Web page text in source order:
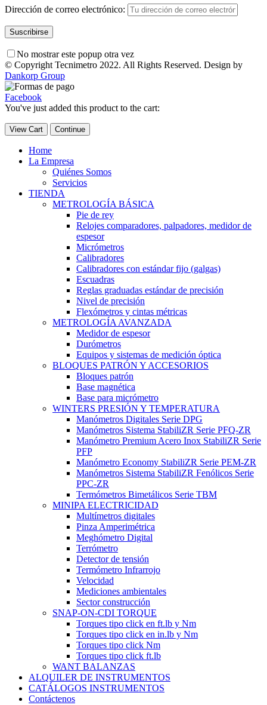
Dirección de correo electrónico:
No mostrar este popup otra vez
© Copyright Tecnimetro 2022. All Rights Reserved. Design by
Dankorp Group
Facebook
You've just added this product to the cart:
View Cart Continue
Home
La Empresa
Quiénes Somos
Servicios
TIENDA
METROLOGÍA BÁSICA
Pie de rey
Relojes comparadores, palpadores, medidor de
espesor
Micrómetros
Calibradores
Calibradores con estándar fijo (galgas)
Escuadras
Reglas graduadas estándar de precisión
Nivel de precisión
Flexómetros y cintas métricas
METROLOGÍA AVANZADA
Medidor de espesor
Durómetros
Equipos y sistemas de medición óptica
BLOQUES PATRÓN Y ACCESORIOS
Bloques patrón
Base magnética
Base para micrómetro
WINTERS PRESIÓN Y TEMPERATURA
Manómetros Digitales Serie DPG
Manómetros Sistema StabiliZR Serie PFQ-ZR
Manómetro Premium Acero Inox StabiliZR Serie
PFP
Manómetro Economy StabiliZR Serie PEM-ZR
Manómetros Sistema StabiliZR Fenólicos Serie
PPC-ZR
Termómetros Bimetálicos Serie TBM
MINIPA ELECTRICIDAD
Multímetros digitales
Pinza Amperimétrica
Meghómetro Digital
Terrómetro
Detector de tensión
Termómetro Infrarrojo
Velocidad
Mediciones ambientales
Sector construcción
SNAP-ON-CDI TORQUE
Torques tipo click en ft.lb y Nm
Torques tipo click en in.lb y Nm
Torques tipo click Nm
Torques tipo click ft.lb
WANT BALANZAS
ALQUILER DE INSTRUMENTOS
CATÁLOGOS INSTRUMENTOS
Contáctenos